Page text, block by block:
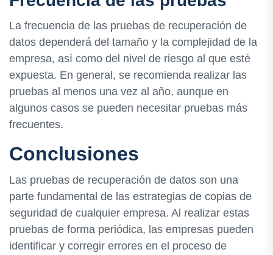
La frecuencia de las pruebas de recuperación de
datos dependerá del tamaño y la complejidad de la
empresa, así como del nivel de riesgo al que esté
expuesta. En general, se recomienda realizar las
pruebas al menos una vez al año, aunque en
algunos casos se pueden necesitar pruebas más
frecuentes.
Conclusiones
Las pruebas de recuperación de datos son una
parte fundamental de las estrategias de copias de
seguridad de cualquier empresa. Al realizar estas
pruebas de forma periódica, las empresas pueden
identificar y corregir errores en el proceso de